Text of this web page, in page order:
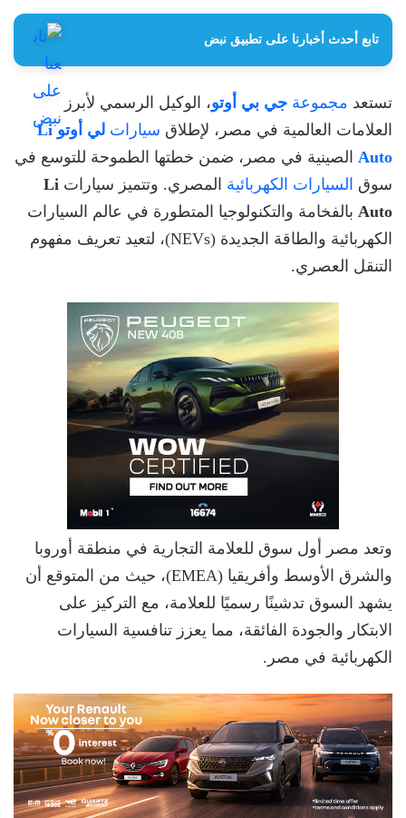
تابع أحدث أخبارنا على تطبيق نبض
تستعد مجموعة جي بي أوتو، الوكيل الرسمي لأبرز
العلامات العالمية في مصر، لإطلاق سيارات لي أوتوLi
Auto الصينية في مصر، ضمن خطتها الطموحة للتوسع في
سوق السيارات الكهربائية المصري. وتتميز سيارات Li
Auto بالفخامة والتكنولوجيا المتطورة في عالم السيارات
الكهربائية والطاقة الجديدة (NEVs)، لتعيد تعريف مفهوم
التنقل العصري.
وتعد مصر أول سوق للعلامة التجارية في منطقة أوروبا
والشرق الأوسط وأفريقيا (EMEA)، حيث من المتوقع أن
يشهد السوق تدشينًا رسميًا للعلامة، مع التركيز على
الابتكار والجودة الفائقة، مما يعزز تنافسية السيارات
الكهربائية في مصر.